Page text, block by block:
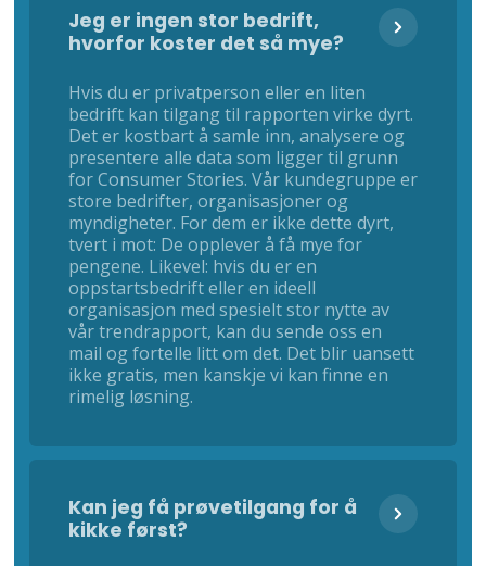
Jeg er ingen stor bedrift,
hvorfor koster det så mye?
Hvis du er privatperson eller en liten
bedrift kan tilgang til rapporten virke dyrt.
Det er kostbart å samle inn, analysere og
presentere alle data som ligger til grunn
for Consumer Stories. Vår kundegruppe er
store bedrifter, organisasjoner og
myndigheter. For dem er ikke dette dyrt,
tvert i mot: De opplever å få mye for
pengene. Likevel: hvis du er en
oppstartsbedrift eller en ideell
organisasjon med spesielt stor nytte av
vår trendrapport, kan du sende oss en
mail og fortelle litt om det. Det blir uansett
ikke gratis, men kanskje vi kan finne en
rimelig løsning.
Kan jeg få prøvetilgang for å
kikke først?